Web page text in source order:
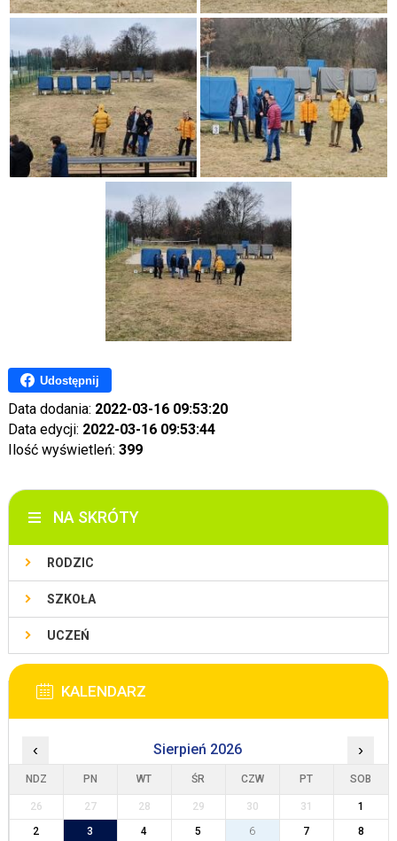
Udostępnij
Data dodania: 2022-03-16 09:53:20
Data edycji: 2022-03-16 09:53:44
Ilość wyświetleń: 399
NA SKRÓTY
RODZIC
SZKOŁA
UCZEŃ
KALENDARZ
‹ Sierpień 2026 ›
NDZ PN WT ŚR CZW PT SOB
26 27 28 29 30 31
1
2
3 4 5 6 7
8